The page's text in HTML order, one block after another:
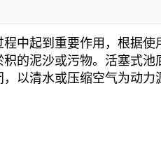
中起到重要作用，根据
的泥沙或污物。活塞式
以清水或压缩空气为动